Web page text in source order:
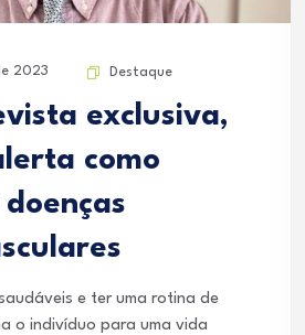
2023 Destaque
exclusiva,
como
e ter uma rotina de
o indivíduo para uma vida